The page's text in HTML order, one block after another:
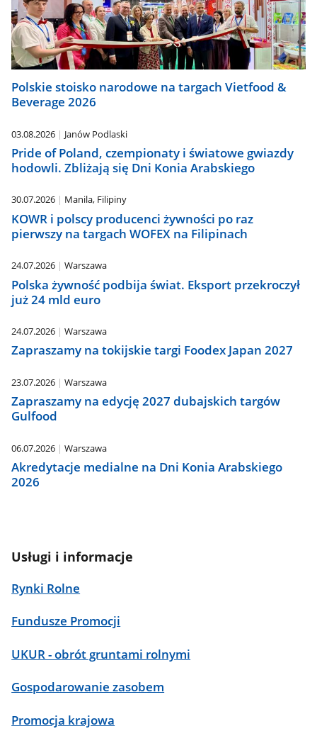
Polskie stoisko narodowe na targach Vietfood &
Beverage 2026
03.08.2026 Janów Podlaski
Pride of Poland, czempionaty i światowe gwiazdy
hodowli. Zbliżają się Dni Konia Arabskiego
30.07.2026 Manila, Filipiny
KOWR i polscy producenci żywności po raz
pierwszy na targach WOFEX na Filipinach
24.07.2026 Warszawa
Polska żywność podbija świat. Eksport przekroczył
już 24 mld euro
24.07.2026 Warszawa
Zapraszamy na tokijskie targi Foodex Japan 2027
23.07.2026 Warszawa
Zapraszamy na edycję 2027 dubajskich targów
Gulfood
06.07.2026 Warszawa
Akredytacje medialne na Dni Konia Arabskiego
2026
Usługi i informacje
Rynki Rolne
Fundusze Promocji
UKUR - obrót gruntami rolnymi
Gospodarowanie zasobem
Promocja krajowa